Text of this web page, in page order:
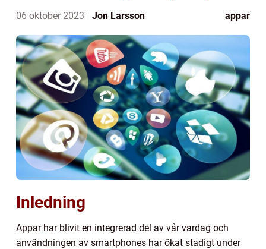
06 oktober 2023 Jon Larsson appar
Inledning
Appar har blivit en integrerad del av vår vardag och
användningen av smartphones har ökat stadigt under